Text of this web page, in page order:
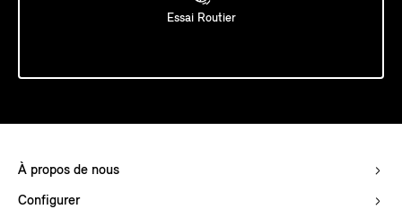
Essai Routier
À propos de nous
Configurer